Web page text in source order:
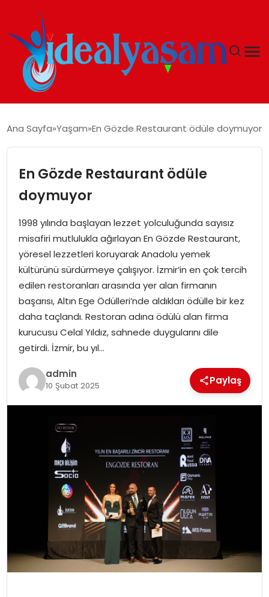
GÜNDEM
EKONOMI
İDEAL SPOR
YAŞAM
MAGAZIN
SAĞLIK
SOSYAL HABER
Ana Sayfa Yaşam En Gözde Restaurant ödüle doymuyor
En Gözde Restaurant ödüle
doymuyor
1998 yılında başlayan lezzet yolculuğunda sayısız
misafiri mutlulukla ağırlayan En Gözde Restaurant,
yöresel lezzetleri koruyarak Anadolu yemek
kültürünü sürdürmeye çalışıyor. İzmir’in en çok tercih
edilen restoranları arasında yer alan firmanın
başarısı, Altın Ege Ödülleri’nde aldıkları ödülle bir kez
daha taçlandı. Restoran adına ödülü alan firma
kurucusu Celal Yıldız, sahnede duygularını dile
getirdi. İzmir, bu yıl…
admin
10 Şubat 2025 Paylaş